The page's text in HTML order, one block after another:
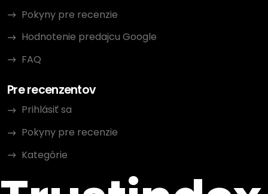
Pokyny pre recenzie
Hodnotenie predajcu Google
FAQ
Pre recenzentov
Prihlásiť sa
Pokyny pre recenzie
Kategórie